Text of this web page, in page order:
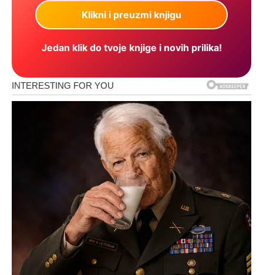
Jedan klik do tvoje knjige i novih prilika!